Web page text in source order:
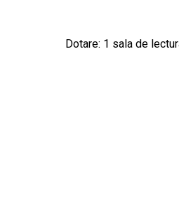
Dotare: 1 sala de